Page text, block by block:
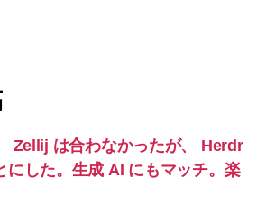
Zellij は合わなかったが、 Herdr
にした。生成 AI にもマッチ。楽